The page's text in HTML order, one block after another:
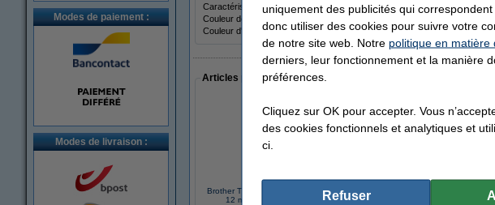
Modes de paiement :
Modes de livraison :
Caractéristique:
laminé
Couleur de ruban:
transparent
Couleur d'impression:
bleu
Articles populaires auprès des clients qui ont également
Brother TC-201 'extrême' cassette à ruban
12 mm (d'origine) - noir sur blanc
Brother TC-601 'extrême'
12 mm (d'origine) - noir
uniquement des publicités qui
donc utiliser des cookies pour suivre votre
de notre site web. Notre politique en matière
derniers, leur fonctionnement et la manière
préférences.
Cliquez sur OK pour accepter. Vous
des cookies fonctionnels et analytiques et
ci.
Refuser